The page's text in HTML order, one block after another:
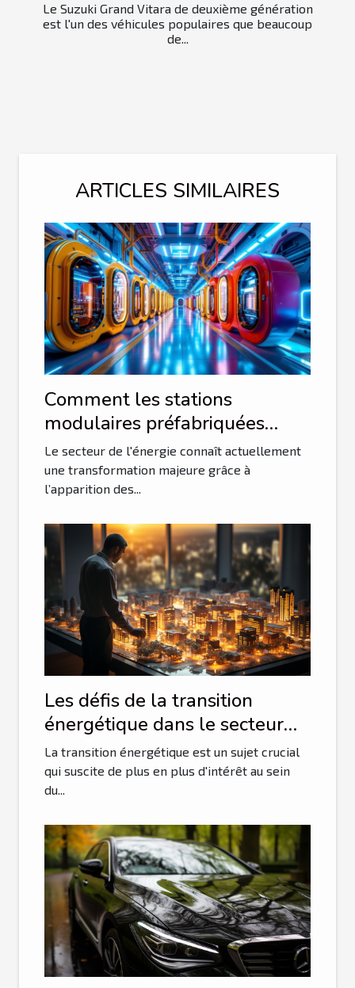
Le Suzuki Grand Vitara de deuxième génération
est l'un des véhicules populaires que beaucoup
de...
ARTICLES SIMILAIRES
Comment les stations
modulaires préfabriquées
révolutionnent-elles la
distribution électrique ?
Le secteur de l'énergie connaît actuellement
une transformation majeure grâce à
l’apparition des...
Les défis de la transition
énergétique dans le secteur
tech
La transition énergétique est un sujet crucial
qui suscite de plus en plus d'intérêt au sein
du...